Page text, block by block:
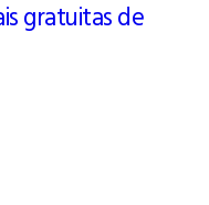
gratuitas de